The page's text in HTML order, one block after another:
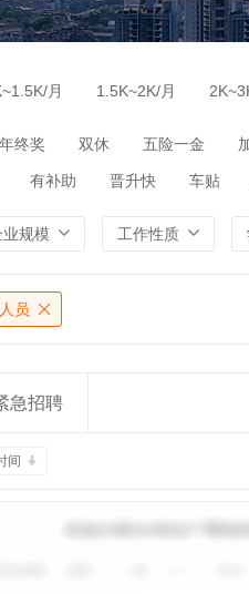
月 1.5K~2K/月
年终奖 双休 五险一金
有补助 晋升快 车贴
业规模 工作性质
员
急招聘
间